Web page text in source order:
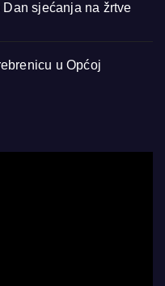
sjećanja na žrtve
u Općoj